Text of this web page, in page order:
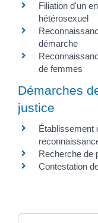
Filiation d'un
hétérosexuel
démarche
de femmes
Démarches
justice
Établissement
Recherche de
Contestation